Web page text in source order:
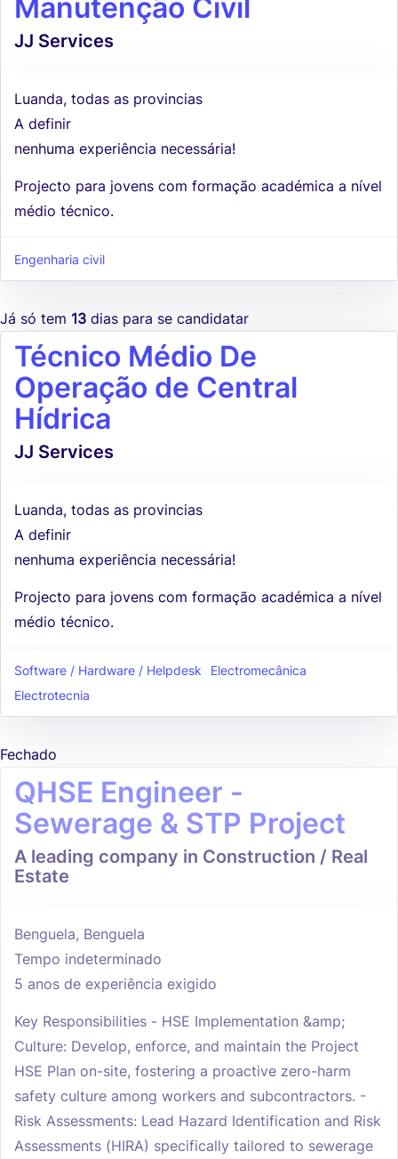
Manutenção Civil
JJ Services
Luanda, todas as provincias
A definir
nenhuma experiência necessária!
Projecto para jovens com formação académica a nível
médio técnico.
Engenharia civil
Já só tem 13 dias para se candidatar
Técnico Médio De
Operação de Central
Hídrica
JJ Services
Luanda, todas as provincias
A definir
nenhuma experiência necessária!
Projecto para jovens com formação académica a nível
médio técnico.
Software / Hardware / Helpdesk
Electromecânica
Electrotecnia
Fechado
QHSE Engineer -
Sewerage & STP Project
A leading company in Construction / Real
Estate
Benguela, Benguela
Tempo indeterminado
5 anos de experiência exigido
Key Responsibilities - HSE Implementation &amp;
Culture: Develop, enforce, and maintain the Project
HSE Plan on-site, fostering a proactive zero-harm
safety culture among workers and subcontractors. -
Risk Assessments: Lead Hazard Identification and Risk
Assessments (HIRA) specifically tailored to sewerage